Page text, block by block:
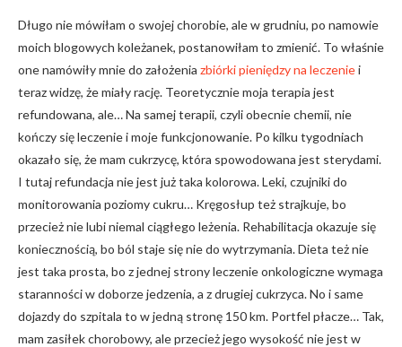
Długo nie mówiłam o swojej chorobie, ale w grudniu, po namowie
moich blogowych koleżanek, postanowiłam to zmienić. To właśnie
one namówiły mnie do założenia zbiórki pieniędzy na leczeniei
teraz widzę, że miały rację. Teoretycznie moja terapia jest
refundowana, ale… Na samej terapii, czyli obecnie chemii, nie
kończy się leczenie i moje funkcjonowanie. Po kilku tygodniach
okazało się, że mam cukrzycę, która spowodowana jest sterydami.
I tutaj refundacja nie jest już taka kolorowa. Leki, czujniki do
monitorowania poziomy cukru… Kręgosłup też strajkuje, bo
przecież nie lubi niemal ciągłego leżenia. Rehabilitacja okazuje się
koniecznością, bo ból staje się nie do wytrzymania. Dieta też nie
jest taka prosta, bo z jednej strony leczenie onkologiczne wymaga
staranności w doborze jedzenia, a z drugiej cukrzyca. No i same
dojazdy do szpitala to w jedną stronę 150 km. Portfel płacze… Tak,
mam zasiłek chorobowy, ale przecież jego wysokość nie jest w